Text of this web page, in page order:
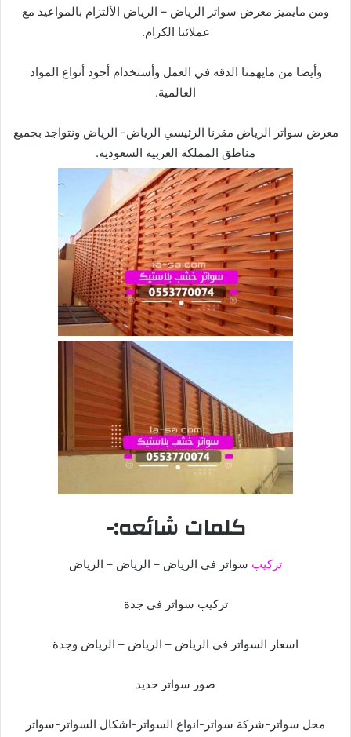
ومن مايميز معرض سواتر الرياض – الرياض الألتزام بالمواعيد مع
عملائنا الكرام.
وأيضا من مايهمنا الدقه في العمل وأستخدام أجود أنواع المواد
العالمية.
معرض سواتر الرياض مقرنا الرئيسي الرياض- الرياض ونتواجد بجميع
مناطق المملكة العربية السعودية.
كلمات شائعه:-
تركيب سواتر في الرياض – الرياض – الرياض
تركيب سواتر في جدة
اسعار السواتر في الرياض – الرياض – الرياض وجدة
صور سواتر حديد
محل سواتر-شركة سواتر-انواع السواتر-اشكال السواتر-سواتر